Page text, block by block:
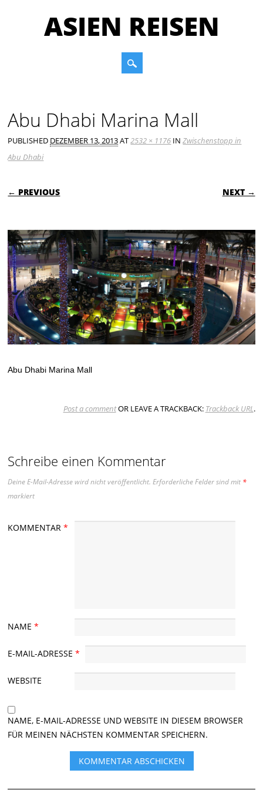
ASIEN REISEN
Abu Dhabi Marina Mall
PUBLISHED DEZEMBER 13, 2013AT2532 × 1176 INZwischenstopp in
Abu Dhabi
← PREVIOUS NEXT →
Abu Dhabi Marina Mall
Post a commentOR LEAVE A TRACKBACK: Trackback URL.
Schreibe einen Kommentar
Deine E-Mail-Adresse wird nicht veröffentlicht. Erforderliche Felder sind mit *
markiert
KOMMENTAR*
NAME*
E-MAIL-ADRESSE*
WEBSITE
NAME, E-MAIL-ADRESSE UND WEBSITE IN DIESEM BROWSER
FÜR MEINEN NÄCHSTEN KOMMENTAR SPEICHERN.